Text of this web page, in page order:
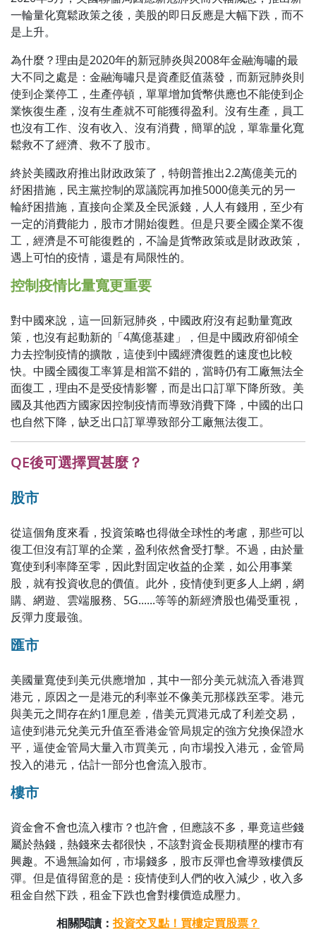
一輪量化寬鬆政策之後，美股的即日反應是大幅下跌，而不
是上升。
為什麼？理由是2020年的新冠肺炎與2008年金融海嘯的最
大不同之處是：金融海嘯只是資產貶值蒸發，而新冠肺炎則
使到企業停工，生產停頓，單單增加貨幣供應也不能使到企
業恢復生產，沒有生產就不可能獲得盈利。沒有生產，員工
也沒有工作、沒有收入、沒有消費，簡單的說，單靠量化寬
鬆救不了經濟、救不了股市。
終於美國政府推出財政政策了，特朗普推出2.2萬億美元的
紓困措施，民主黨控制的眾議院再加推5000億美元的另一
輪紓困措施，直接向企業及全民派錢，人人有錢用，至少有
一定的消費能力，股市才開始復甦。但是只要全國企業不復
工，經濟是不可能復甦的，不論是貨幣政策或是財政政策，
遇上可怕的疫情，還是有局限性的。
控制疫情比量寬更重要
對中國來說，這一回新冠肺炎，中國政府沒有起動量寬政
策，也沒有起動新的「4萬億基建」，但是中國政府卻傾全
力去控制疫情的擴散，這使到中國經濟復甦的速度也比較
快。中國全國復工率算是相當不錯的，當時仍有工廠無法全
面復工，理由不是受疫情影響，而是出口訂單下降所致。美
國及其他西方國家因控制疫情而導致消費下降，中國的出口
也自然下降，缺乏出口訂單導致部分工廠無法復工。
QE後可選擇買甚麼？
股市
從這個角度來看，投資策略也得做全球性的考慮，那些可以
復工但沒有訂單的企業，盈利依然會受打擊。不過，由於量
寬使到利率降至零，因此對固定收益的企業，如公用事業
股，就有投資收息的價值。此外，疫情使到更多人上網，網
購、網遊、雲端服務、5G......等等的新經濟股也備受重視，
反彈力度最強。
匯市
美國量寬使到美元供應增加，其中一部分美元就流入香港買
港元，原因之一是港元的利率並不像美元那樣跌至零。港元
與美元之間存在約1厘息差，借美元買港元成了利差交易，
這使到港元兌美元升值至香港金管局規定的強方兌換保證水
平，逼使金管局大量入市買美元，向市場投入港元，金管局
投入的港元，估計一部分也會流入股市。
樓市
資金會不會也流入樓市？也許會，但應該不多，畢竟這些錢
屬於熱錢，熱錢來去都很快，不該對資金長期積壓的樓市有
興趣。不過無論如何，市場錢多，股市反彈也會導致樓價反
彈。但是值得留意的是：疫情使到人們的收入減少，收入多
租金自然下跌，租金下跌也會對樓價造成壓力。
相關閱讀：投資交叉點！買樓定買股票？